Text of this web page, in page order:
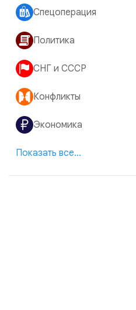
Спецоперация
Политика
СНГ и СССР
Конфликты
Экономика
Показать все...